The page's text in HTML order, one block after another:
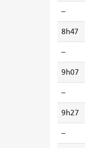
--
8h47
--
9h07
--
9h27
--